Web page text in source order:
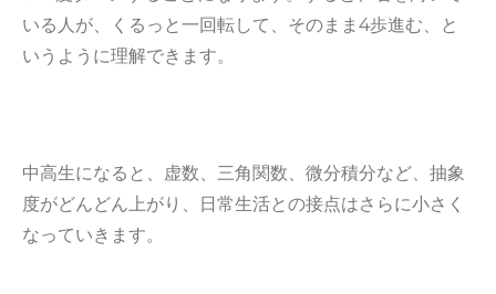
いる人が、くるっと一回転して、そのまま4歩進む、と
いうように理解できます。
中高生になると、虚数、三角関数、微分積分など、抽象
度がどんどん上がり、日常生活との接点はさらに小さく
なっていきます。